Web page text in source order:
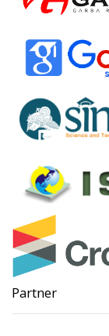
Partner